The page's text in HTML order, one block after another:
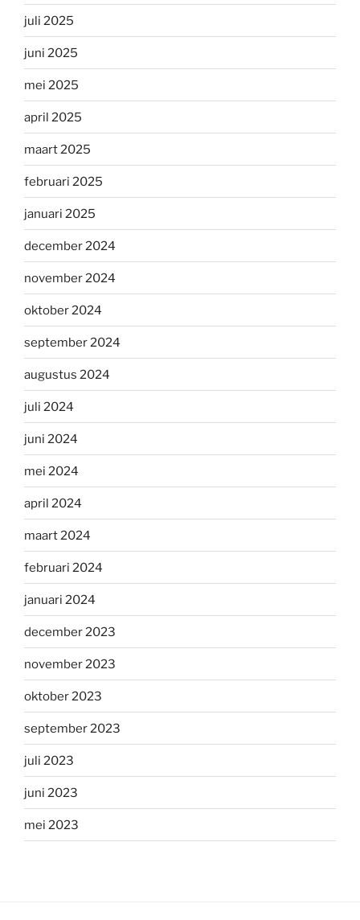
juli 2025
juni 2025
mei 2025
april 2025
maart 2025
februari 2025
januari 2025
december 2024
november 2024
oktober 2024
september 2024
augustus 2024
juli 2024
juni 2024
mei 2024
april 2024
maart 2024
februari 2024
januari 2024
december 2023
november 2023
oktober 2023
september 2023
juli 2023
juni 2023
mei 2023